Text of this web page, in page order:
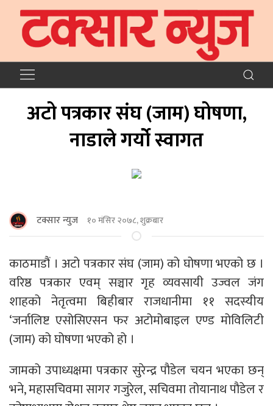
अटो पत्रकार संघ (जाम) घोषणा,
नाडाले गर्यो स्वागत
टक्सार न्युज १० मंसिर २०७८, शुक्रबार
काठमाडौं । अटो पत्रकार संघ (जाम) को घोषणा भएको छ ।
वरिष्ठ पत्रकार एवम् सञ्चार गृह व्यवसायी उज्वल जंग
शाहको नेतृत्वमा बिहीबार राजधानीमा ११ सदस्यीय
‘जर्नालिष्ट एसोसिएसन फर अटोमोबाइल एण्ड मोविलिटी
(जाम) को घोषणा भएको हो ।
जामको उपाध्यक्षमा पत्रकार सुरेन्द्र पौडेल चयन भएका छन्
भने, महासचिवमा सागर गजुरेल, सचिवमा तोयानाथ पौडेल र